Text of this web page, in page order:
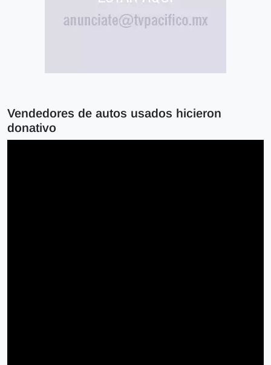
Vendedores de autos usados hicieron
donativo